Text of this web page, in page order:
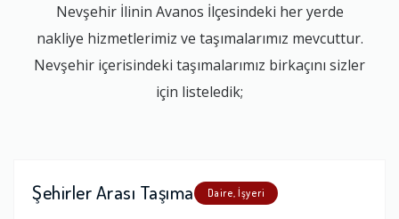
Nevşehir İlinin Avanos İlçesindeki her yerde
nakliye hizmetlerimiz ve taşımalarımız mevcuttur.
Nevşehir içerisindeki taşımalarımız birkaçını sizler
için listeledik;
Şehirler Arası Taşıma Daire, İşyeri